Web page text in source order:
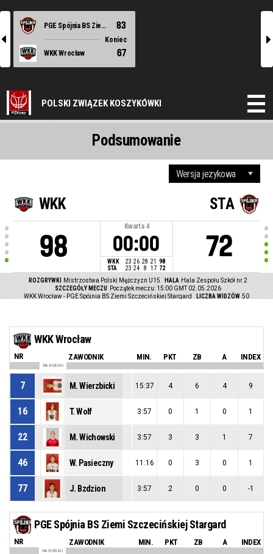
l
PGE Spójnia BS Ziemi Szczecińskiej Stargard 83
Koniec
WKK Wrocław
67
r
POLSKI ZWIĄZEK KOSZYKÓWKI
WKK
98
Kwarta 4
00:00
WKK 23 26 28 21 98
STA
23 24 8 17 72
STA
72
ROZGRYWKI Mistrzostwa Polski Mężczyzn U15 HALA Hala Zespołu Szkół nr 2
SZCZEGÓŁY MECZU
Początek meczu: 15:00 GMT 02.05.2026
WKK Wrocław - PGE Spójnia BS Ziemi Szczecińskiej Stargard
LICZBA WIDZÓW 50
Podsumowanie
WKK Wrocław
NR ZAWODNIK MIN. PKT ZB A INDEX
NA BOISKU
7 M. Wierzbicki 15:37 4 6 4 9
16 T. Wolf 3:57 0 1 0 1
22 M. Wichowski 3:57 3 3 1 7
46 W. Pasieczny 11:16 0 3 0 1
77 J. Bzdzion 3:57 2 0 0 -1
PGE Spójnia BS Ziemi Szczecińskiej Stargard
NR ZAWODNIK MIN. PKT ZB A INDEX
NA BOISKU